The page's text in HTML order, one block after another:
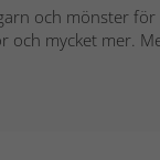
och mönster
mycket mer.